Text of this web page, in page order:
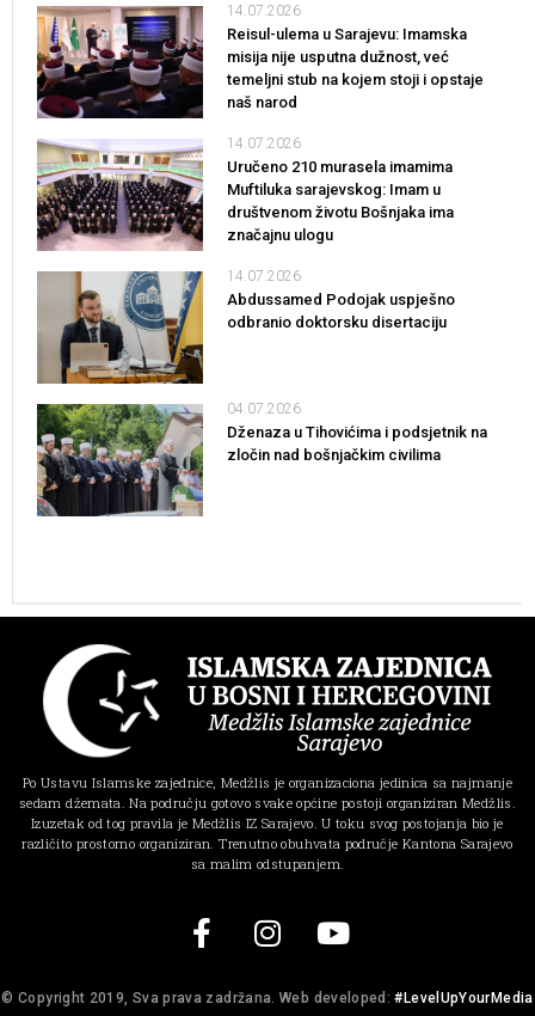
14.07.2026
Reisul-ulema u Sarajevu: Imamska
misija nije usputna dužnost, već
temeljni stub na kojem stoji i opstaje
naš narod
14.07.2026
Uručeno 210 murasela imamima
Muftiluka sarajevskog: Imam u
društvenom životu Bošnjaka ima
značajnu ulogu
14.07.2026
Abdussamed Podojak uspješno
odbranio doktorsku disertaciju
04.07.2026
Dženaza u Tihovićima i podsjetnik na
zločin nad bošnjačkim civilima
Po Ustavu Islamske zajednice, Medžlis je organizaciona jedinica sa najmanje
sedam džemata. Na području gotovo svake općine postoji organiziran Medžlis.
Izuzetak od tog pravila je Medžlis IZ Sarajevo. U toku svog postojanja bio je
različito prostorno organiziran. Trenutno obuhvata područje Kantona Sarajevo
sa malim odstupanjem.
© Copyright 2019, Sva prava zadržana. Web developed:#LevelUpYourMedia